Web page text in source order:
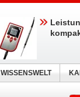
WISSENSWELT